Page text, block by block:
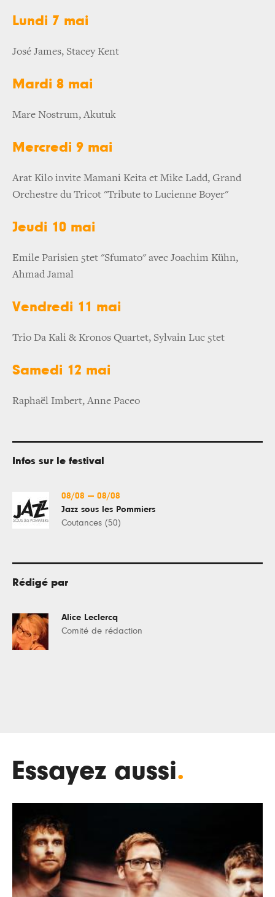
Lundi 7 mai
José James, Stacey Kent
Mardi 8 mai
Mare Nostrum, Akutuk
Mercredi 9 mai
Arat Kilo invite Mamani Keita et Mike Ladd, Grand
Orchestre du Tricot "Tribute to Lucienne Boyer"
Jeudi 10 mai
Emile Parisien 5tet "Sfumato" avec Joachim Kühn,
Ahmad Jamal
Vendredi 11 mai
Trio Da Kali & Kronos Quartet, Sylvain Luc 5tet
Samedi 12 mai
Raphaël Imbert, Anne Paceo
Infos sur le festival
08/08 — 08/08
Jazz sous les Pommiers
Coutances (50)
Rédigé par
Alice Leclercq
Comité de rédaction
Essayez aussi.